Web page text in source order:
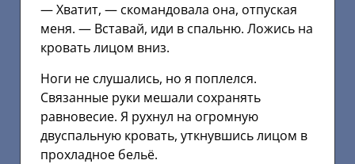
— Хватит, — скомандовала она, отпуская
меня. — Вставай, иди в спальню. Ложись на
кровать лицом вниз.
Ноги не слушались, но я поплелся.
Связанные руки мешали сохранять
равновесие. Я рухнул на огромную
двуспальную кровать, уткнувшись лицом в
прохладное бельё.